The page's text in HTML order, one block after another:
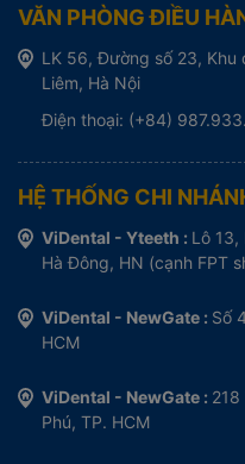
VĂN PHÒNG ĐIỀU
LK 56, Đường số 23, Khu
Liêm, Hà Nội
Điện thoại: (+84)
HỆ THỐNG CHI
ViDental - Yteeth : Lô 13,
Hà Đông, HN (cạnh FPT
ViDental - NewGate : Số
HCM
ViDental - NewGate : 218
Phú, TP. HCM